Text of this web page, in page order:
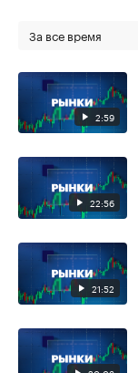
За все время
2:59
22:56
21:52